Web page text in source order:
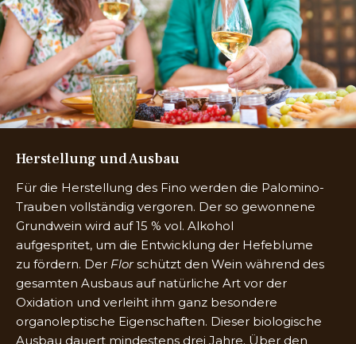
Herstellung und Ausbau
Für die Herstellung des Fino werden die Palomino-
Trauben vollständig vergoren. Der so gewonnene
Grundwein wird auf 15 % vol. Alkohol
aufgespritet, um die Entwicklung der Hefeblume
zu fördern. Der Florschützt den Wein während des
gesamten Ausbaus auf natürliche Art vor der
Oxidation und verleiht ihm ganz besondere
organoleptische Eigenschaften. Dieser biologische
Ausbau dauert mindestens drei Jahre. Über den